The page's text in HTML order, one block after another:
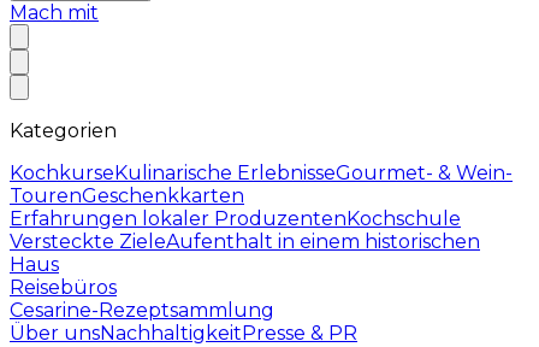
Mach mit
Kategorien
KochkurseKulinarische ErlebnisseGourmet- & Wein-
TourenGeschenkkarten
Erfahrungen lokaler ProduzentenKochschule
Versteckte ZieleAufenthalt in einem historischen
Haus
Reisebüros
Cesarine-Rezeptsammlung
Über unsNachhaltigkeitPresse & PR